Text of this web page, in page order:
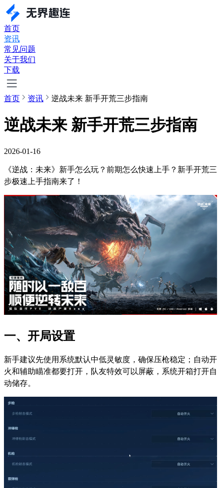
首页
资讯
常见问题
关于我们
下载
首页 资讯 逆战未来 新手开荒三步指南
逆战未来 新手开荒三步指南
2026-01-16
《逆战：未来》新手怎么玩？前期怎么快速上手？新手开荒三
步极速上手指南来了！
一、开局设置
新手建议先使用系统默认中低灵敏度，确保压枪稳定；自动开
火和辅助瞄准都要打开，队友特效可以屏蔽，系统开箱打开自
动储存。